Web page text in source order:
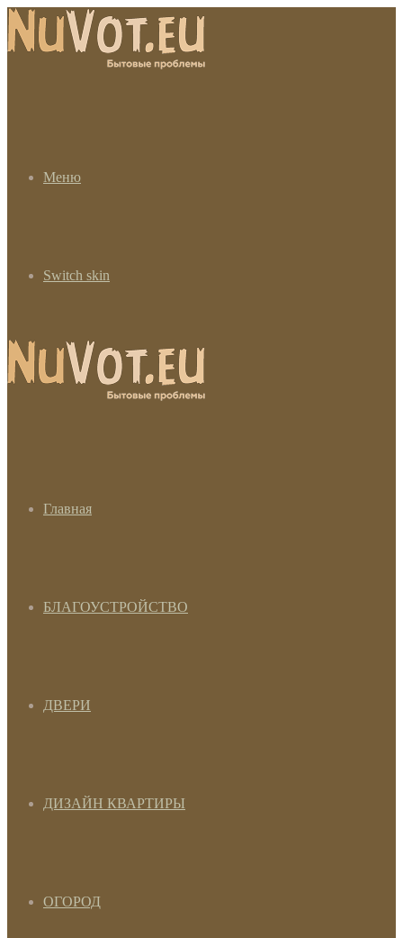
Меню
Switch skin
Главная
БЛАГОУСТРОЙСТВО
ДВЕРИ
ДИЗАЙН КВАРТИРЫ
ОГОРОД